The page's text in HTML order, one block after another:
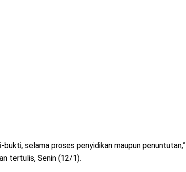
selama proses penyidikan maupun penuntutan,”
tertulis, Senin (12/1).